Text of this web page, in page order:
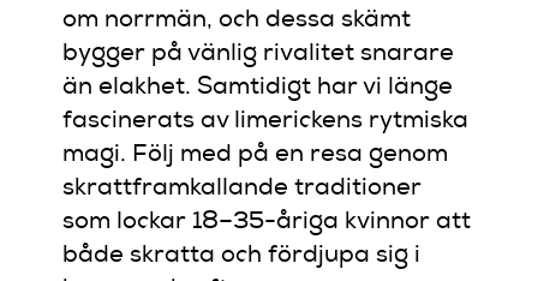
om norrmän, och dessa skämt
bygger på vänlig rivalitet snarare
än elakhet. Samtidigt har vi länge
fascinerats av limerickens rytmiska
magi. Följ med på en resa genom
skrattframkallande traditioner
som lockar 18–35-åriga kvinnor att
både skratta och fördjupa sig i